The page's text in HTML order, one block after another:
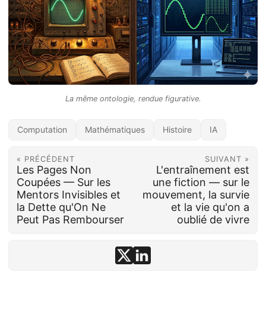
La même ontologie, rendue figurative.
Computation Mathématiques Histoire IA
« PRÉCÉDENT
Les Pages Non
Coupées — Sur les
Mentors Invisibles et
la Dette qu'On Ne
Peut Pas Rembourser
SUIVANT »
L'entraînement est
une fiction — sur le
mouvement, la survie
et la vie qu'on a
oublié de vivre